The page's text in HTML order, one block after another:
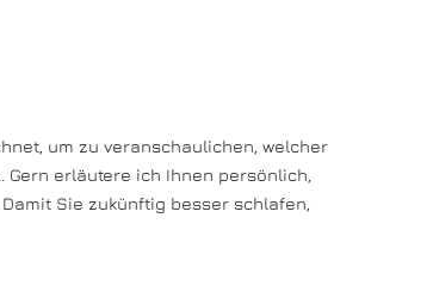
um zu veranschaulichen, welcher
Gern erläutere ich Ihnen persönlich,
Sie zukünftig besser schlafen,